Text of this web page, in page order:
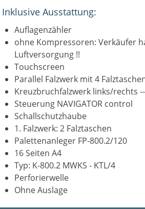
Inklusive Ausstattung:
Auflagenzähler
ohne Kompressoren: Verkäufer
Luftversorgung !!
Touchscreen
Parallel Falzwerk mit 4
Kreuzbruchfalzwerk links/rechts
Steuerung NAVIGATOR control
Schallschutzhaube
1. Falzwerk: 2 Falztaschen
Palettenanleger FP-800.2/120
16 Seiten A4
Typ: K-800.2 MWKS - KTL/4
Perforierwelle
Ohne Auslage